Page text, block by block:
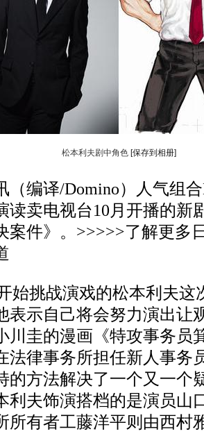
松本利夫剧中角色 [保存到相册]
编译/Domino）人气组合
读卖电视台10月开播的新
案件》。>>>>>了解更多
挑战演戏的松本利夫这
表示自己将会努力演出让
川圭的漫画《特攻事务员
法律事务所担任新人事务
的方法解决了一个又一个
利夫饰演搭档的是演员山
所有者工藤洋平则由西村